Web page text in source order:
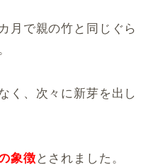
月で親の竹と同じぐら
く、次々に新芽を出し
象徴 とされました。